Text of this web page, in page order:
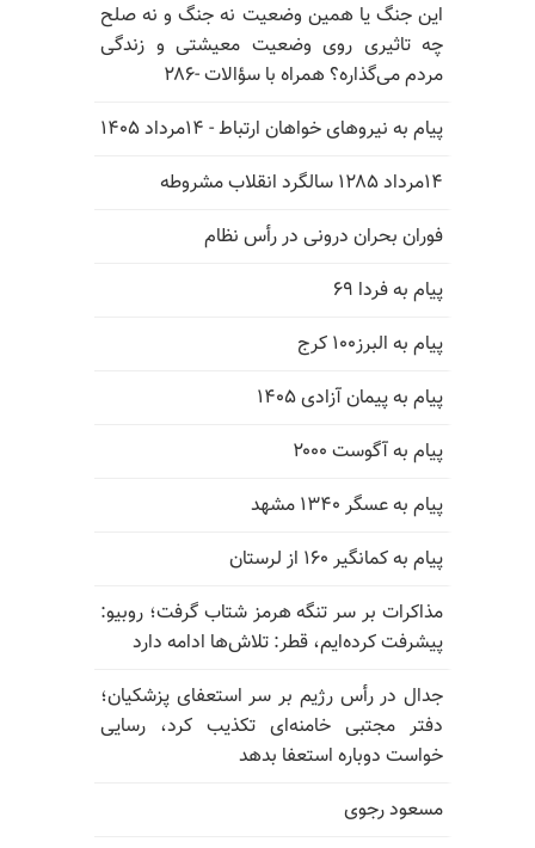
این جنگ یا همین وضعیت نه جنگ و نه صلح
چه تاثیری روی وضعیت معیشتی و زندگی
مردم می‌گذاره؟ همراه با سؤالات -۲۸۶
پیام به نیروهای خواهان ارتباط - ۱۴مرداد ۱۴۰۵
۱۴مرداد ۱۲۸۵ سالگرد انقلاب مشروطه
فوران بحران درونی در رأس نظام
پیام به فردا ۶۹
پیام به البرز۱۰۰ کرج
پیام به پیمان آزادی ۱۴۰۵
پیام به آگوست ۲۰۰۰
پیام به عسگر ۱۳۴۰ مشهد
پیام به کمانگیر ۱۶۰ از لرستان
مذاکرات بر سر تنگه هرمز شتاب گرفت؛ روبیو:
پیشرفت کرده‌ایم، قطر: تلاش‌ها ادامه دارد
جدال در رأس رژیم بر سر استعفای پزشکیان؛
دفتر مجتبی خامنه‌ای تکذیب کرد، رسایی
خواست دوباره استعفا بدهد
مسعود رجوی